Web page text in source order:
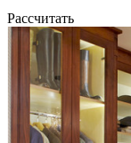
Рассчитать